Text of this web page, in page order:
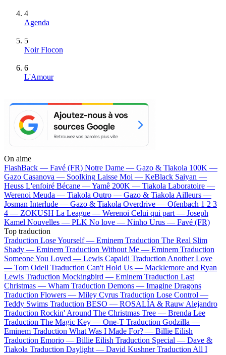
4
Agenda
5
Noir Flocon
6
L'Amour
On aime
FlashBack — Favé (FR) Notre Dame — Gazo & Tiakola 100K —
Gazo Casanova — Soolking Laisse Moi — KeBlack Saiyan —
Heuss L'enfoiré Bécane —Yamê 200K — Tiakola Laboratoire —
Werenoi Meuda — Tiakola Outro — Gazo & Tiakola Ailleurs —
Josman Interlude — Gazo & Tiakola Overdrive — Ofenbach 1 2 3
4 — ZOKUSH La League — Werenoi Celui qui part — Joseph
Kamel Nouvelles — PLK No love — Ninho Urus — Favé (FR)
Top traduction
Traduction Lose Yourself — Eminem Traduction The Real Slim
Shady — Eminem Traduction Without Me — Eminem Traduction
Someone You Loved — Lewis Capaldi Traduction Another Love
— Tom Odell Traduction Can't Hold Us — Macklemore and Ryan
Lewis Traduction Mockingbird — Eminem Traduction Last
Christmas — Wham Traduction Demons — Imagine Dragons
Traduction Flowers — Miley Cyrus Traduction Lose Control —
Teddy Swims Traduction BESO — ROSALÍA & Rauw Alejandro
Traduction Rockin' Around The Christmas Tree — Brenda Lee
Traduction The Magic Key — One-T Traduction Godzilla —
Eminem Traduction What Was I Made For? — Billie Eilish
Traduction Emorio — Billie Eilish Traduction Special — Dave &
Tiakola Traduction Daylight — David Kushner Traduction All I